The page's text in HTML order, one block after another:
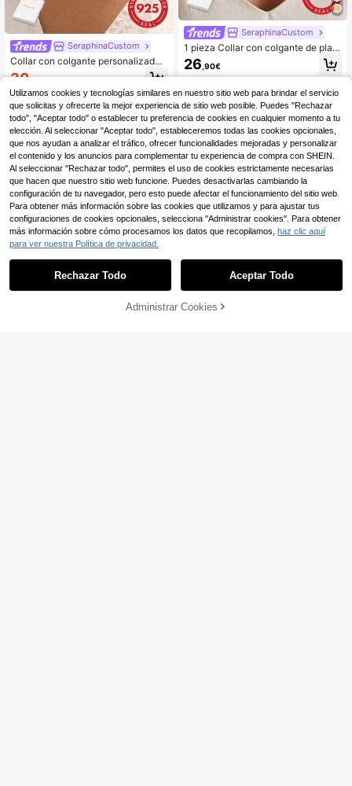
SeraphinaCustom
Collar con colgante personalizado
de plata de ley 925, collar con dije d
iario de mujeres, también un regalo i
deal para fiestas, cumpleaños y ani
versarios. Adecuado para regalar a
parejas, amigos y madres. De color
dorado, de moda y colorido, un rega
lo ideal para hombres, mujeres, novi
os, novias, padres, madres, familia y
amigos, adecuado para aniversario
s, cumpleaños, graduaciones, baile
s, fiestas, el Día de la Madre y otras
ocasiones.
30,24€30,25€
SeraphinaCustom
1 pieza Collar con colgante de plata
de ley 925 con nombre en inglés pe
rsonalizado, de moda y minimalista,
adecuado para usar al aire de viaje,
accesorio elegante
26 ,90€
Al hacer clic en "Personalizar", accedes a estos Términos y Condiciones.
Personalizar ahora
Utilizamos cookies y tecnologías similares en nuestro sitio web para brindar el servicio
que solicitas y ofrecerte la mejor experiencia de sitio web posible. Puedes "Rechazar
todo", "Aceptar todo" o establecer tu preferencia de cookies en cualquier momento a tu
elección. Al seleccionar "Aceptar todo", estableceremos todas las cookies opcionales,
que nos ayudan a analizar el tráfico, ofrecer funcionalidades mejoradas y personalizar
el contenido y los anuncios para complementar tu experiencia de compra con SHEIN.
Al seleccionar "Rechazar todo", permites el uso de cookies estrictamente necesarias
que hacen que nuestro sitio web funcione. Puedes desactivarlas cambiando la
configuración de tu navegador, pero esto puede afectar el funcionamiento del sitio web.
Para obtener más información sobre las cookies que utilizamos y para ajustar tus
configuraciones de cookies opcionales, selecciona "Administrar cookies". Para obtener
más información sobre cómo procesamos los datos que recopilamos, haz clic aquí
para ver nuestra Política de privacidad.
Rechazar Todo Aceptar Todo
Administrar Cookies